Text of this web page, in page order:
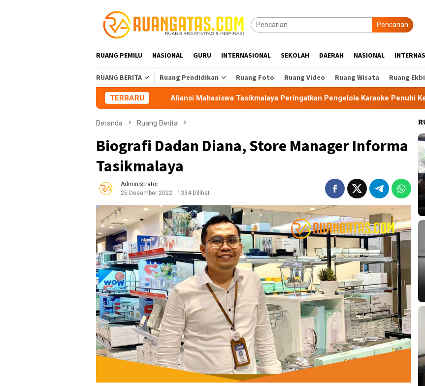
Pencarian
RUANG PEMILU NASIONAL GURU INTERNASIONAL SEKOLAH DAERAH NASIONAL
RUANG BERITA Ruang Pendidikan Ruang Foto Ruang Video Ruang Wisata Ruang
TERBARU
Aliansi Mahasiswa Tasikmalaya Peringatkan Pengelola Karaoke Penuhi Kewajiban PBG dan
Beranda Ruang Berita
Biografi Dadan Diana, Store Manager Informa
Tasikmalaya
Administrator
25 Desember 2022
1334 Dilihat